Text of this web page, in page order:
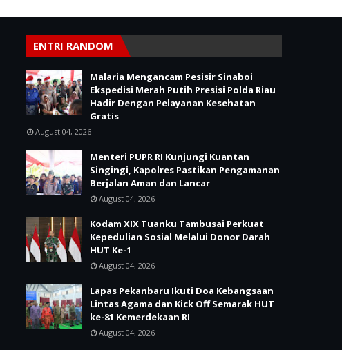
ENTRI RANDOM
Malaria Mengancam Pesisir Sinaboi
Ekspedisi Merah Putih Presisi Polda Riau
Hadir Dengan Pelayanan Kesehatan
Gratis
August 04, 2026
Menteri PUPR RI Kunjungi Kuantan
Singingi, Kapolres Pastikan Pengamanan
Berjalan Aman dan Lancar
August 04, 2026
Kodam XIX Tuanku Tambusai Perkuat
Kepedulian Sosial Melalui Donor Darah
HUT Ke-1
August 04, 2026
Lapas Pekanbaru Ikuti Doa Kebangsaan
Lintas Agama dan Kick Off Semarak HUT
ke-81 Kemerdekaan RI
August 04, 2026